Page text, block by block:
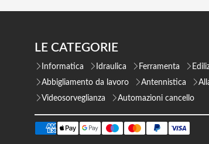
LE CATEGORIE
Informatica Idraulica Ferramenta
Abbigliamento da lavoro
Antennistica
Videosorveglianza
Automazioni cancello